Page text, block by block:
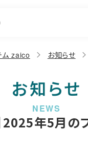
ム zaico お知らせ
お知らせ
2025年5月の